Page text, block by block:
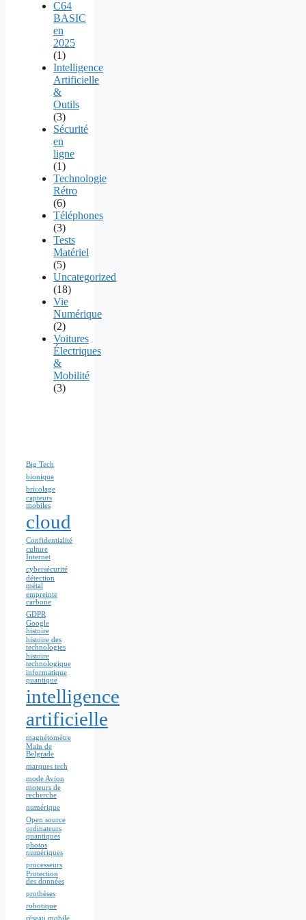
C64
BASIC
en
2025
(1)
Intelligence
Artificielle
&
Outils
(3)
Sécurité
en
ligne
(1)
Technologie
Rétro
(6)
Téléphones
(3)
Tests
Matériel
(5)
Uncategorized
(18)
Vie
Numérique
(2)
Voitures
Électriques
&
Mobilité
(3)
Big Tech
bionique
bricolage
capteurs
mobiles
cloud
Confidentialité
culture
Internet
cybersécurité
détection
métal
empreinte
carbone
GDPR
Google
histoire
histoire des
technologies
histoire
technologique
informatique
quantique
intelligence
artificielle
magnétomètre
Main de
Belgrade
marques tech
mode Avion
moteurs de
recherche
numérique
Open source
ordinateurs
quantiques
photos
numériques
processeurs
Protection
des données
prothèses
robotique
réseau mobile